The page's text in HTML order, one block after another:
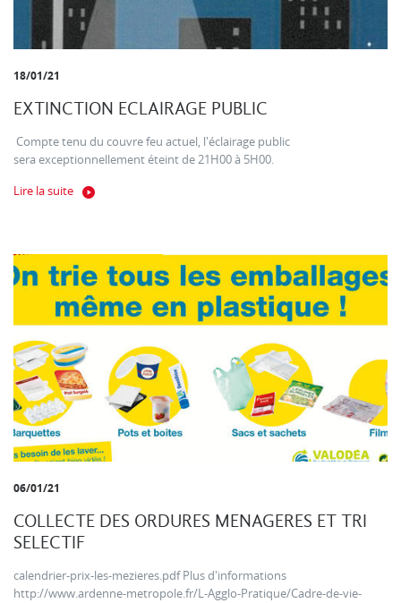
18/01/21
EXTINCTION ECLAIRAGE PUBLIC
Compte tenu du couvre feu actuel, l'éclairage public
sera exceptionnellement éteint de 21H00 à 5H00.
Lire la suite
06/01/21
COLLECTE DES ORDURES MENAGERES ET TRI
SELECTIF
calendrier-prix-les-mezieres.pdf Plus d'informations
http://www.ardenne-metropole.fr/L-Agglo-Pratique/Cadre-de-vie-